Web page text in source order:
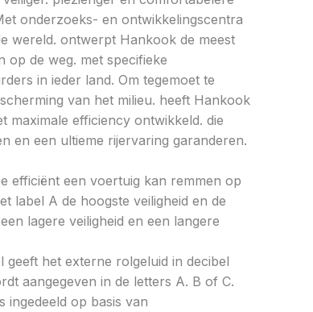
onderzoeks- en ontwikkelingscentra
wereld. ontwerpt Hankook de meest
op de weg. met specifieke
in ieder land. Om tegemoet te
van het milieu. heeft Hankook
maximale efficiency ontwikkeld. die
en een ultieme rijervaring garanderen.
efficiënt een voertuig kan remmen op
label A de hoogste veiligheid en de
lagere veiligheid en een langere
geeft het externe rolgeluid in decibel
aangegeven in de letters A. B of C.
ingedeeld op basis van